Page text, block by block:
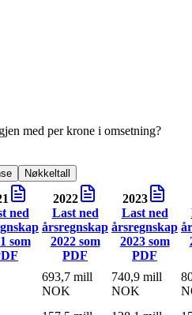
med per krone i omsetning?
Nøkkeltall
ned
som
2022
Last ned
årsregnskap
2022som
PDF
2023
Last ned
årsregnskap
2023som
PDF
693,7 mill
NOK
740,9 mill
NOK